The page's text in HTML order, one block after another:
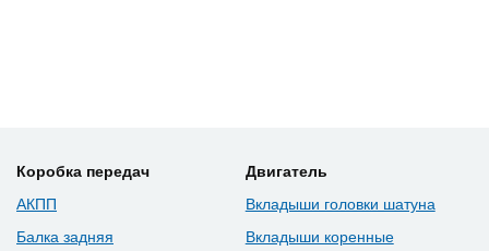
Коробка передач
АКПП
Балка задняя
Двигатель
Вкладыши головки шатуна
Вкладыши коренные